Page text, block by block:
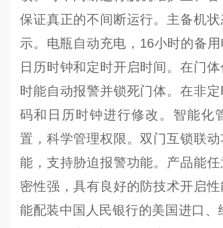
保证真正的不间断运行。主备机
示。电瓶自动充电，16小时的备
日历时钟和定时开启时间。在门
时能自动报警并锁死门体。在非
码和日历时钟进行修改。智能化
置，科学管理权限。双门互锁联
能，支持胁迫报警功能。产品能
密性强，具有良好的防技术开启
能配装中国人民银行的美国进口